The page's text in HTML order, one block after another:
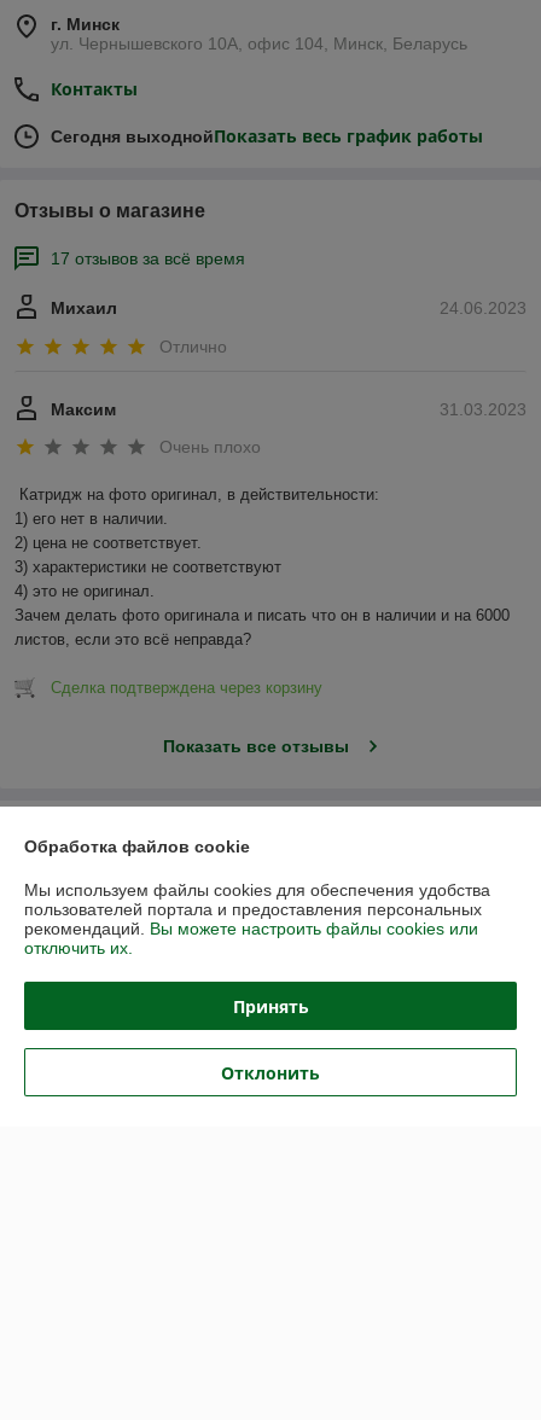
г. Минск
ул. Чернышевского 10А, офис 104, Минск, Беларусь
Контакты
Сегодня выходнойПоказать весь график работы
Отзывы о магазине
17 отзывов за всё время
24.06.2023
Михаил
Отлично
31.03.2023
Максим
Очень плохо
Катридж на фото оригинал, в действительности:
1) его нет в наличии.
2) цена не соответствует.
3) характеристики не соответствуют
4) это не оригинал.
Зачем делать фото оригинала и писать что он в наличии и на 6000
листов, если это всё неправда?
Сделка подтверждена через корзину
Показать все отзывы
Контакты
Доставка и оплата
Полная версия сайта
Обработка файлов cookie
Мы используем файлы cookies для обеспечения удобства
пользователей портала и предоставления персональных
рекомендаций. Вы можете настроить файлы cookies или
отключить их.
Принять
Отклонить